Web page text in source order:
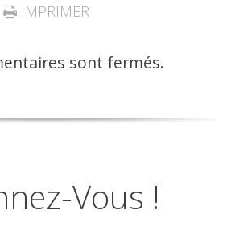
IMPRIMER
sont fermés.
Vous !